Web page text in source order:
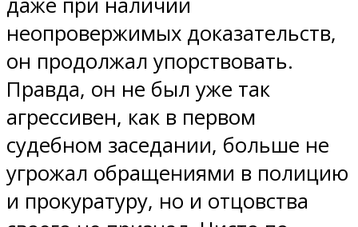
неопровержимых доказательств,
он продолжал упорствовать.
Правда, он не был уже так
агрессивен, как в первом
судебном заседании, больше не
угрожал обращениями в полицию
и прокуратуру, но и отцовства